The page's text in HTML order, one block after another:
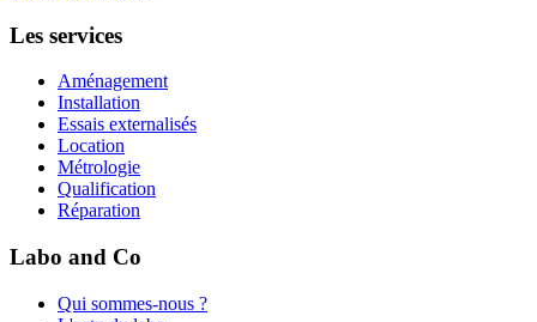
Les services
Aménagement
Installation
Essais externalisés
Location
Métrologie
Qualification
Réparation
Labo and Co
Qui sommes-nous ?